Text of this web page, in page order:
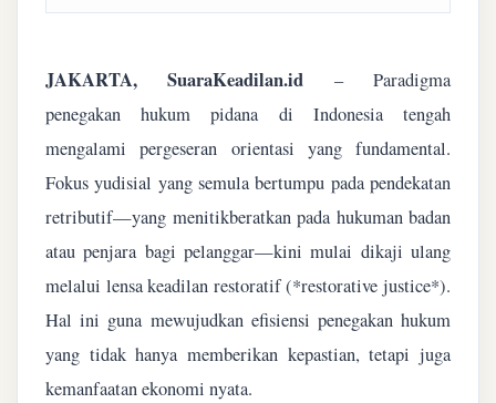
JAKARTA, SuaraKeadilan.id – Paradigma
penegakan hukum pidana di Indonesia tengah
mengalami pergeseran orientasi yang fundamental.
Fokus yudisial yang semula bertumpu pada pendekatan
retributif—yang menitikberatkan pada hukuman badan
atau penjara bagi pelanggar—kini mulai dikaji ulang
melalui lensa keadilan restoratif (*restorative justice*).
Hal ini guna mewujudkan efisiensi penegakan hukum
yang tidak hanya memberikan kepastian, tetapi juga
kemanfaatan ekonomi nyata.